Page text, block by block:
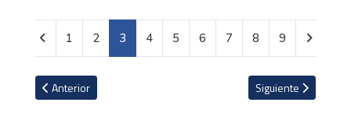
1 2 3 4 5 6 7 8 9
Artículo anterior: VIDEO: Jeaustin Campos le manda desde
Anterior Artículo siguiente:
Siguiente